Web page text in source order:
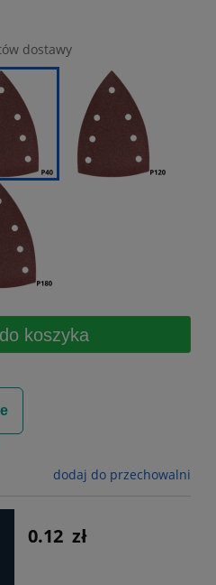
dostawy
do koszyka
dodaj do przechowalni
0.12 zł